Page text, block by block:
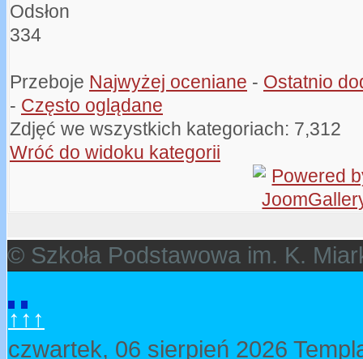
Odsłon
334
Przeboje Najwyżej oceniane - Ostatnio
- Często oglądane
Zdjęć we wszystkich kategoriach: 7,312
Wróć do widoku kategorii
© Szkoła Podstawowa im. K.
↑↑↑
czwartek, 06 sierpień 2026